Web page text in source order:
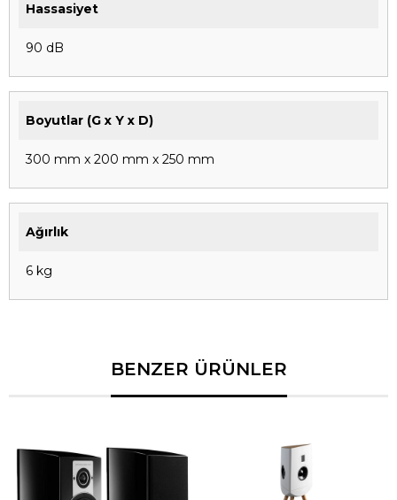
Hassasiyet
90 dB
Boyutlar (G x Y x D)
300 mm x 200 mm x 250 mm
Ağırlık
6 kg
BENZER ÜRÜNLER